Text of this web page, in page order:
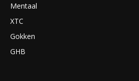
Mentaal
XTC
Gokken
GHB